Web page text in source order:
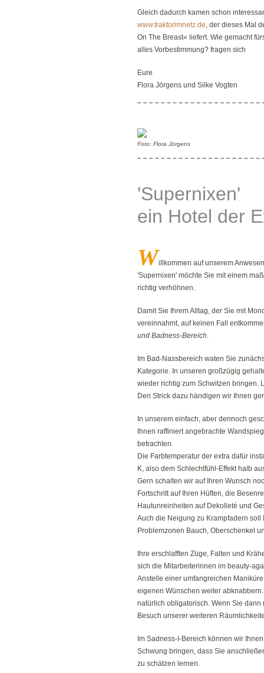
Gleich dadurch kamen schon
www.traktorimnetz.de , der dieses Mal
On The Breast« liefert. Wie gemacht
alles Vorbestimmung? fragen sich
Eure
Flora Jörgens und Silke Vogten
Foto: Flora Jörgens
'Supernixen'
ein Hotel der
Willkommen auf unserem
'Supernixen' möchte Sie mit einem
richtig verhöhnen.
Damit Sie Ihrem Alltag, der Sie mit
vereinnahmt, auf keinen Fall
und Badness-Bereich
Im Bad-Nassbereich waten Sie
Kategorie. In unseren großzügig
wieder richtig zum Schwitzen bringen.
Den Strick dazu händigen wir Ihnen
In unserem einfach, aber dennoch
Ihnen raffiniert angebrachte
betrachten.
Die Farbtemperatur der extra dafür
K, also dem Schlechtfühl-Effekt halb
Gern schalten wir auf Ihren Wunsch
Fortschritt auf Ihren Hüften, die
Hautunreinheiten auf Dekolleté und
Auch die Neigung zu Krampfadern
Problemzonen Bauch, Oberschenkel
Ihre erschlafften Züge, Falten und
sich die Mitarbeiterinnen im beauty-
Anstelle einer umfangreichen
eigenen Wünschen weiter
natürlich obligatorisch. Wenn Sie
Besuch unserer weiteren
Im Sadness-I-Bereich können wir
Schwung bringen, dass Sie
zu schätzen lernen.